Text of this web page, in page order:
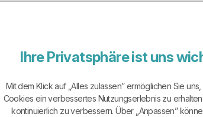
Umgebung
Versorger und keine austauschbare
und Netzverantwortung in der
Kundencenter vor Ort, eigenem Stromnetz und
für den besten Tarif. Wer das glaubt, macht
Ihre Privatsphäre ist uns
Mit dem Klick auf „Alles zulassen” ermöglichen Sie
Cookies ein verbessertes Nutzungserlebnis zu
kontinuierlich zu verbessern. Über „Anpassen”